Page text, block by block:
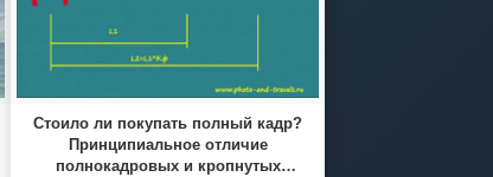
Стоило ли покупать полный кадр?
Принципиальное отличие
полнокадровых и кропнутых